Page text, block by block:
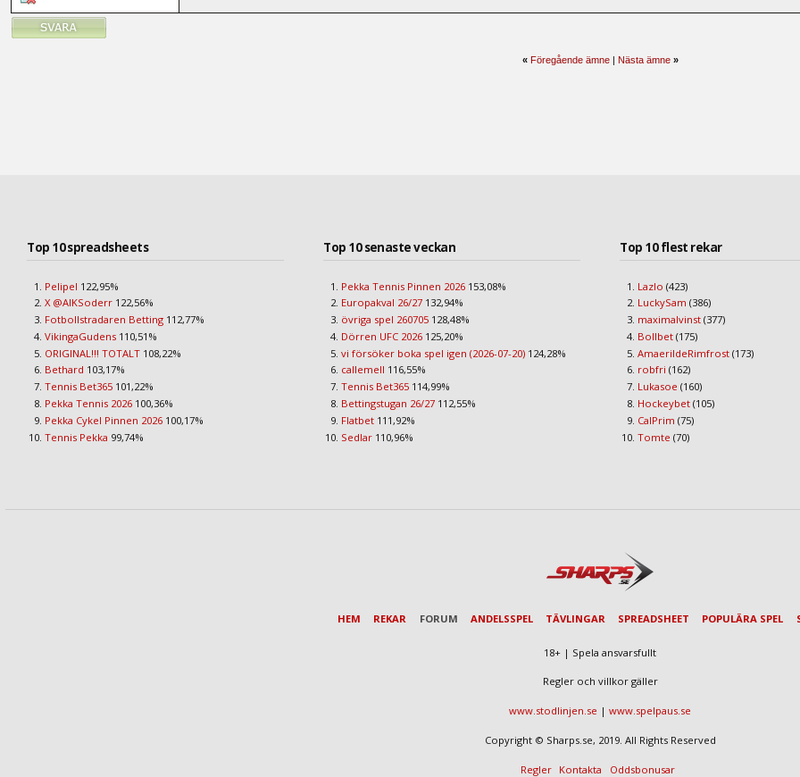
« Föregående ämne| Nästa ämne »
Top 10 spreadsheets
Pelipel 122,95%
X @AIKSoderr 122,56%
Fotbollstradaren Betting 112,77%
VikingaGudens 110,51%
ORIGINAL!!! TOTALT 108,22%
Bethard 103,17%
Tennis Bet365 101,22%
Pekka Tennis 2026 100,36%
Pekka Cykel Pinnen 2026 100,17%
Tennis Pekka 99,74%
Top 10 senaste veckan
Pekka Tennis Pinnen 2026 153,08%
Europakval 26/27 132,94%
övriga spel 260705 128,48%
Dörren UFC 2026 125,20%
vi försöker boka spel igen (2026-07-20) 124,28%
callemell 116,55%
Tennis Bet365 114,99%
Bettingstugan 26/27 112,55%
Flatbet 111,92%
Sedlar 110,96%
Top 10 flest rekar
Lazlo (423)
LuckySam (386)
maximalvinst (377)
Bollbet (175)
AmaerildeRimfrost (173)
robfri (162)
Lukasoe (160)
Hockeybet (105)
CalPrim (75)
Tomte (70)
HEM REKAR FORUM ANDELSSPEL TÄVLINGAR SPREADSHEET POPULÄRA SPEL
18+ | Spela ansvarsfullt
Regler och villkor gäller
www.stodlinjen.se | www.spelpaus.se
Copyright © Sharps.se, 2019. All Rights Reserved
Regler Kontakta Oddsbonusar